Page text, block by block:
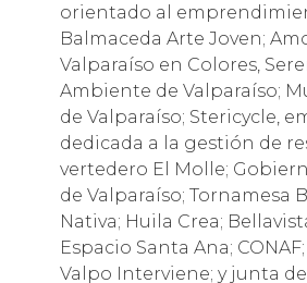
orientado al
Balmaceda Arte Joven;
Valparaíso en Colores,
Ambiente de Valparaíso;
de Valparaíso; Stericycle,
dedicada a la gestión de
vertedero El Molle;
de Valparaíso; Tornamesa
Nativa; Huila Crea;
Espacio Santa Ana;
Valpo Interviene; y junta de